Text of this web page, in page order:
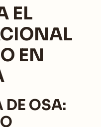
EL
EN
DE OSA: